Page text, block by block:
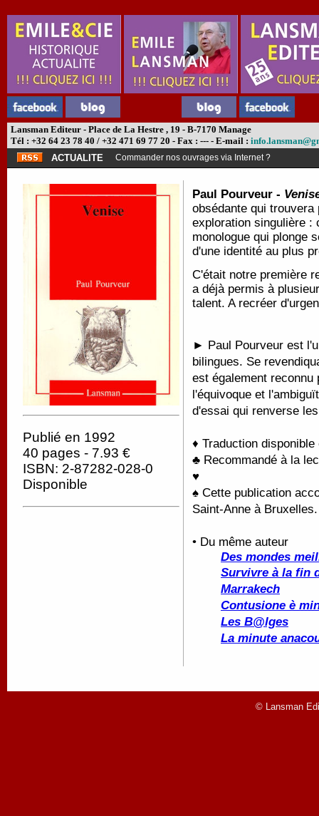
Lansman Editeur - Place de La Hestre , 19 - B-7170 Manage
Tél : +32 64 23 78 40 / +32 471 69 77 20 - Fax : --- - E-mail :
ACTUALITE
Commander nos ouvrages via Internet ?
Publié en 1992
40 pages - 7.93 €
ISBN: 2-87282-028-0
Disponible
Paul Pourveur -
obsédante qui
exploration singulière :
monologue qui plonge
d'une identité au plus
C'était notre première
a déjà permis à
talent. A recréer
► Paul Pourveur est
bilingues. Se
est également
l'équivoque et
d'essai qui renverse
♦ Traduction
♣ Recommandé à la
♥
♠ Cette publication
Saint-Anne à Bruxelles.
• Du même auteur
Des mondes
Survivre à la fin
Marrakech
Contusione è
Les B@lges
La minute
© Lansman